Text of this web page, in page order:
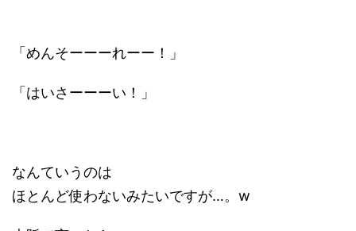
「めんそーーーれーー！」
「はいさーーーい！」
なんていうのは
ほとんど使わないみたいですが…。w